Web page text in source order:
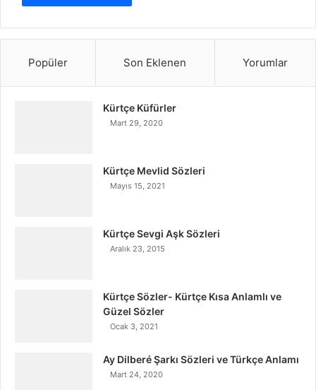
Popüler Son Eklenen Yorumlar
Kürtçe Küfürler
Mart 29, 2020
Kürtçe Mevlid Sözleri
Mayıs 15, 2021
Kürtçe Sevgi Aşk Sözleri
Aralık 23, 2015
Kürtçe Sözler- Kürtçe Kısa Anlamlı ve
Güzel Sözler
Ocak 3, 2021
Ay Dilberé Şarkı Sözleri ve Türkçe Anlamı
Mart 24, 2020